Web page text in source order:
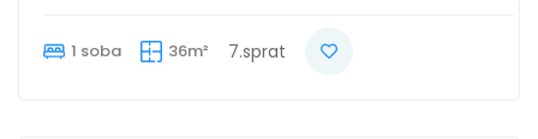
1 soba 36m² 7.sprat